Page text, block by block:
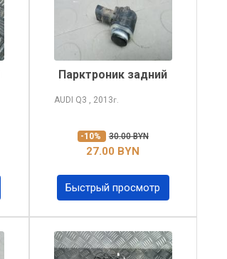
Парктроник задний
AUDI Q3 , 2013г.
-10% 30.00 BYN
27.00 BYN
Быстрый просмотр